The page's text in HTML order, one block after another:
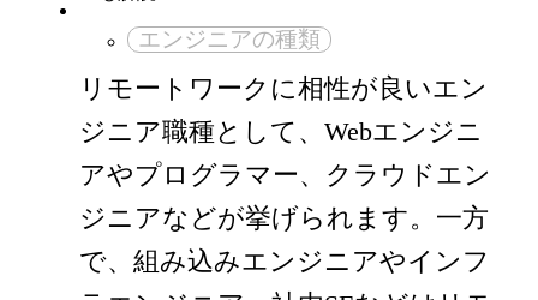
エンジニアの種類
リモートワークに相性が良いエン
ジニア職種として、Webエンジニ
アやプログラマー、クラウドエン
ジニアなどが挙げられます。一方
で、組み込みエンジニアやインフ